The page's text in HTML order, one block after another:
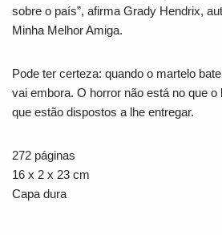
sobre o país”, afirma Grady Hendrix,
Minha Melhor Amiga.
Pode ter certeza: quando o martelo
vai embora. O horror não está no que o
que estão dispostos a lhe entregar.
272 páginas
16 x 2 x 23 cm
Capa dura